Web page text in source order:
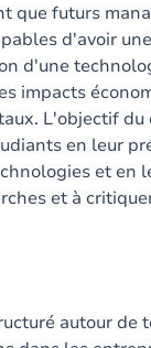
que futurs
d'avoir
d'une
impacts
L'objectif du
en leur
et en
et à
autour de